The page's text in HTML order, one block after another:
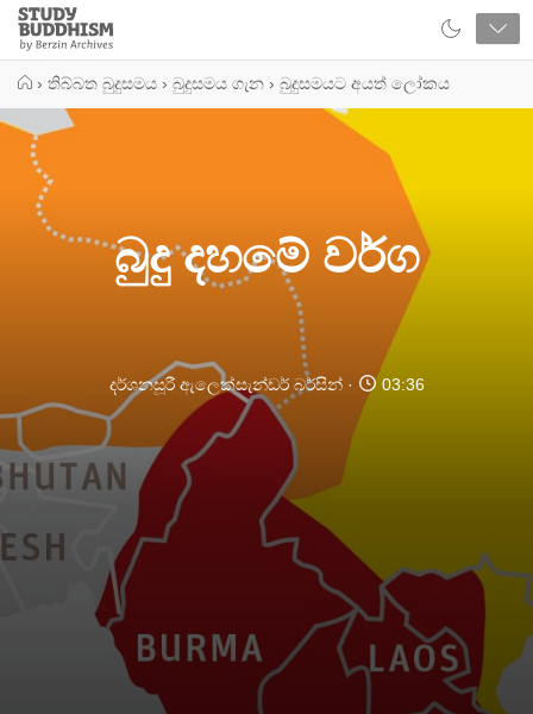
Close
Study
Buddhism
› තිබ්බත බුදුසමය › බුදුසමය ගැන › බුදුසමයට අයත් ලෝකය
බුදු දහමේ වර්ග
දර්ශනසූරී ඇලෙක්සැන්ඩර් බර්සින් 03:36